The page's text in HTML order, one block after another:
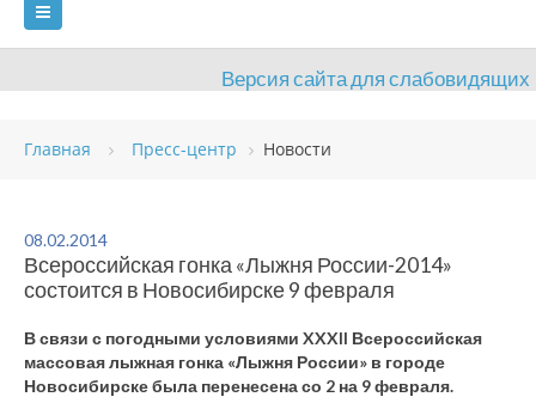
Версия сайта для слабовидящих
ГЛАВНАЯ
ВИДЫ СПОРТА
ОБЪЕКТЫ ДОКУМЕНТЫ ПРЕСС-ЦЕНТР
ОЦЕНКА КАЧЕСТВА ОБРАЗОВАНИЯ ВАКАНСИИ
ПЛАТНЫЕ УСЛУГИ КОНТАКТЫ
Главная Пресс-центр Новости
08.02.2014
Всероссийская гонка «Лыжня России-2014»
состоится в Новосибирске 9 февраля
В связи с погодными условиями XXXII Всероссийская
массовая лыжная гонка «Лыжня России» в городе
Новосибирске была перенесена со 2 на 9 февраля.